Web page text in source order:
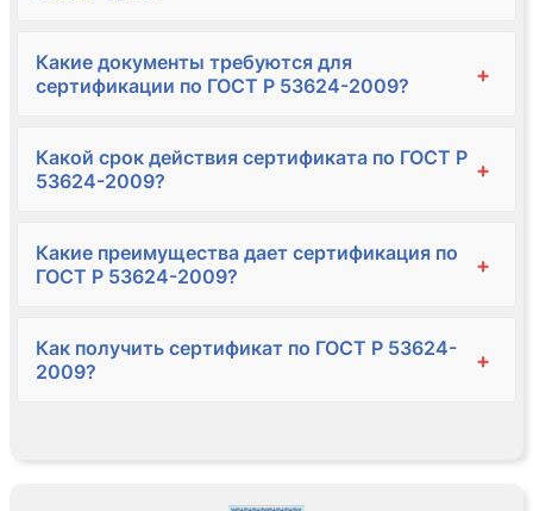
Какие документы требуются для
сертификации по ГОСТ Р 53624-2009?
+
Какой срок действия сертификата по ГОСТ Р
53624-2009?
+
Какие преимущества дает сертификация по
ГОСТ Р 53624-2009?
+
Как получить сертификат по ГОСТ Р 53624-
2009?
+